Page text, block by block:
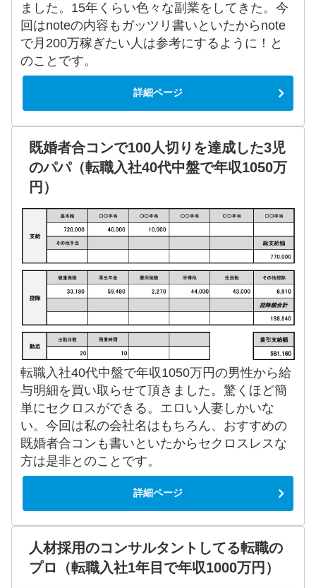
ました。15年くらい色々な副業をしてきた。今
回はnoteの内容もガッツリ書いといたからnote
で月200万稼ぎたい人は参考にするように！と
のことです。
詳細ページ
既婚者合コンで100人切りを達成した3児
のパパ（転職入社40代中盤で年収1050万
円）
転職入社40代中盤で年収1050万円の男性から給
与明細を買い取らせて頂きました。驚くほど簡
単にセクロスができる。エロい人妻しかいな
い。今回は私の会社名はもちろん、おすすめの
既婚者合コンも書いといたからセクロスレスな
方は是非とのことです。
詳細ページ
人材採用のコンサルタントしてる転職の
プロ（転職入社1年目で年収1000万円）